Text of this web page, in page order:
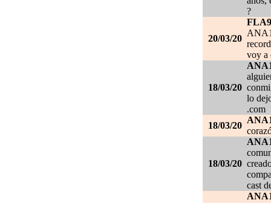
?
20/03/20
voy a
18/03/20
lo
.com
18/03/20
18/03/20
cast